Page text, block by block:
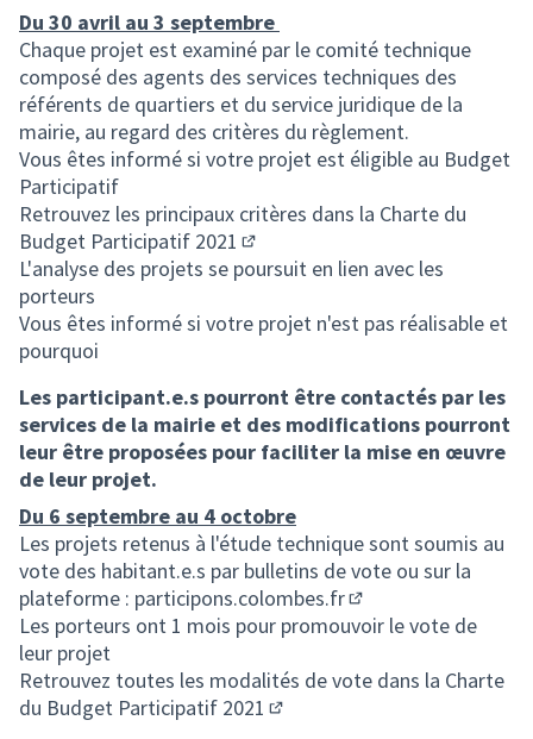
Du 30 avril au 3 septembre
Chaque projet est examiné par le comité technique
composé des agents des services techniques des
référents de quartiers et du service juridique de la
mairie, au regard des critères du règlement.
Vous êtes informé si votre projet est éligible au Budget
Participatif
Retrouvez les principaux critères dans la Charte du
Budget Participatif 2021
(S'ouvre dans un nouvel onglet)
L'analyse des projets se poursuit en lien avec les
porteurs
Vous êtes informé si votre projet n'est pas réalisable et
pourquoi
Les participant.e.s pourront être contactés par les
services de la mairie et des modifications pourront
leur être proposées pour faciliter la mise en œuvre
de leur projet.
Du 6 septembre au 4 octobre
Les projets retenus à l'étude technique sont soumis au
vote des habitant.e.s par bulletins de vote ou sur la
plateforme : participons.colombes.fr
(S'ouvre dans un
Les porteurs ont 1 mois pour promouvoir le vote de
leur projet
Retrouvez toutes les modalités de vote dans la Charte
du Budget Participatif 2021